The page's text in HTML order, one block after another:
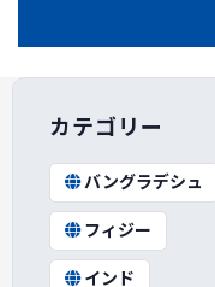
カテゴリー
バングラデシュ
フィジー
インド